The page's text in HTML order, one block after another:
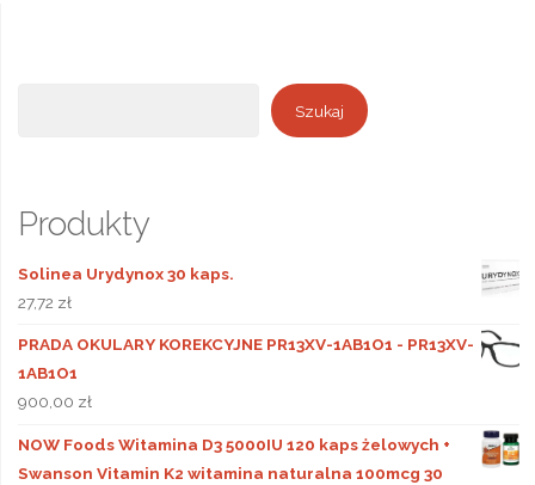
Szukaj
Produkty
Solinea Urydynox 30 kaps.
27,72 zł
PRADA OKULARY KOREKCYJNE PR13XV-1AB1O1 - PR13XV-
1AB1O1
900,00 zł
NOW Foods Witamina D3 5000IU 120 kaps żelowych +
Swanson Vitamin K2 witamina naturalna 100mcg 30